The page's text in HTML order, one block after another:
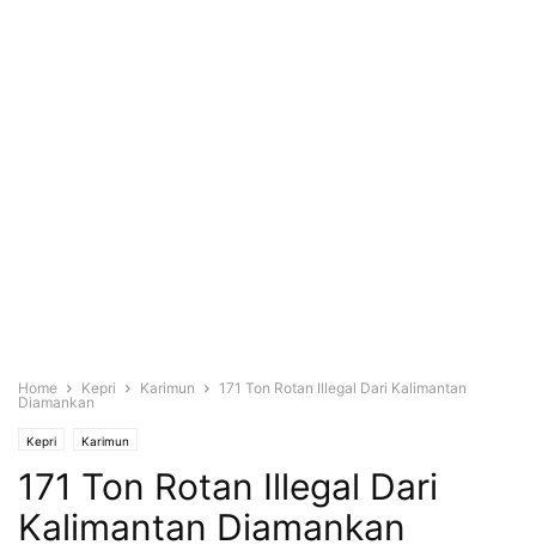
Home Kepri Karimun
171 Ton Rotan Illegal Dari Kalimantan
Diamankan
Kepri Karimun
171 Ton Rotan Illegal Dari
Kalimantan Diamankan